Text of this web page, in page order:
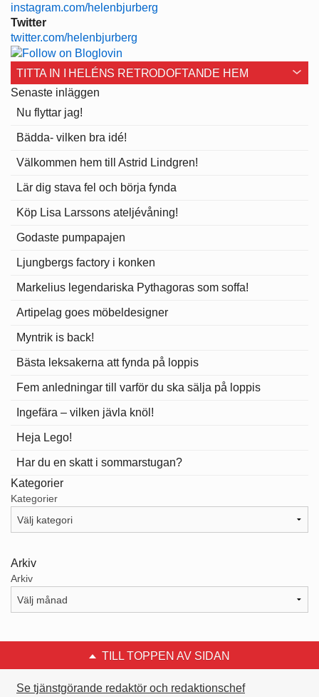
instagram.com/helenbjurberg
Twitter
twitter.com/helenbjurberg
TITTA IN I HELÉNS RETRODOFTANDE HEM
Senaste inläggen
Nu flyttar jag!
Bädda- vilken bra idé!
Välkommen hem till Astrid Lindgren!
Lär dig stava fel och börja fynda
Köp Lisa Larssons ateljévåning!
Godaste pumpapajen
Ljungbergs factory i konken
Markelius legendariska Pythagoras som soffa!
Artipelag goes möbeldesigner
Myntrik is back!
Bästa leksakerna att fynda på loppis
Fem anledningar till varför du ska sälja på loppis
Ingefära – vilken jävla knöl!
Heja Lego!
Har du en skatt i sommarstugan?
Kategorier
Kategorier
Arkiv
Arkiv
TILL TOPPEN AV SIDAN
Se tjänstgörande redaktör och redaktionschef